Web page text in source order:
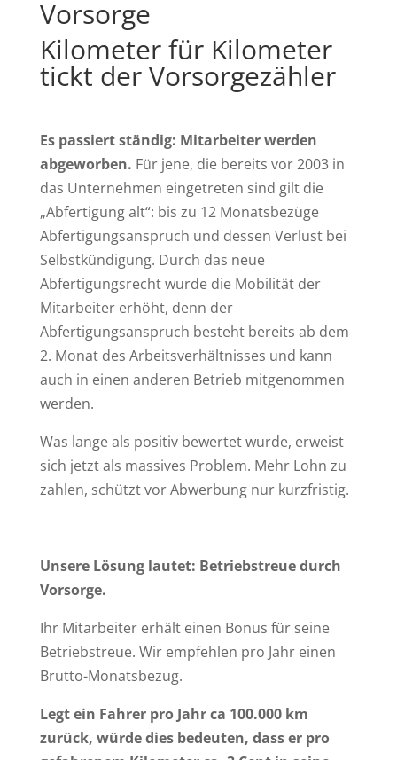
Vorsorge
Kilometer für Kilometer
tickt der Vorsorgezähler
Es passiert ständig: Mitarbeiter werden
abgeworben. Für jene, die bereits vor 2003 in
das Unternehmen eingetreten sind gilt die
„Abfertigung alt“: bis zu 12 Monatsbezüge
Abfertigungsanspruch und dessen Verlust bei
Selbstkündigung. Durch das neue
Abfertigungsrecht wurde die Mobilität der
Mitarbeiter erhöht, denn der
Abfertigungsanspruch besteht bereits ab dem
2. Monat des Arbeitsverhältnisses und kann
auch in einen anderen Betrieb mitgenommen
werden.
Was lange als positiv bewertet wurde, erweist
sich jetzt als massives Problem. Mehr Lohn zu
zahlen, schützt vor Abwerbung nur kurzfristig.
Unsere Lösung lautet: Betriebstreue durch
Vorsorge.
Ihr Mitarbeiter erhält einen Bonus für seine
Betriebstreue. Wir empfehlen pro Jahr einen
Brutto-Monatsbezug.
Legt ein Fahrer pro Jahr ca 100.000 km
zurück, würde dies bedeuten, dass er pro